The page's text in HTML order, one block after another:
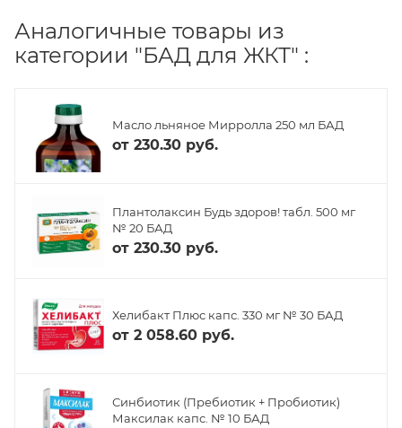
Аналогичные товары из
категории "БАД для ЖКТ" :
Масло льняное Мирролла 250 мл БАД
от 230.30 руб.
Плантолаксин Будь здоров! табл. 500 мг
№ 20 БАД
от 230.30 руб.
Хелибакт Плюс капс. 330 мг № 30 БАД
от 2 058.60 руб.
Синбиотик (Пребиотик + Пробиотик)
Максилак капс. № 10 БАД